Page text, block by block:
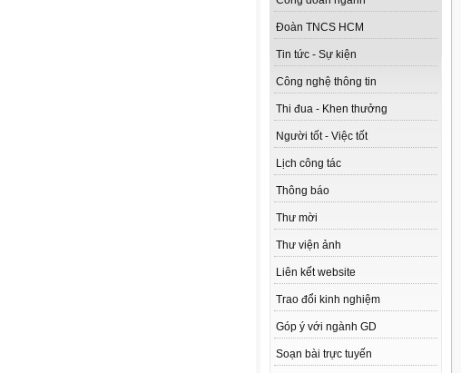
Đoàn TNCS HCM
Tin tức - Sự kiện
Công nghệ thông tin
Thi đua - Khen thưởng
Người tốt - Việc tốt
Lịch công tác
Thông báo
Thư mời
Thư viện ảnh
Liên kết website
Trao đổi kinh nghiệm
Góp ý với ngành GD
Soạn bài trực tuyến